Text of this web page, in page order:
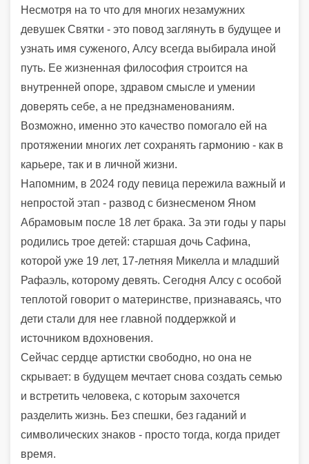
Несмотря на то что для многих незамужних
девушек Святки - это повод заглянуть в будущее и
узнать имя суженого, Алсу всегда выбирала иной
путь. Ее жизненная философия строится на
внутренней опоре, здравом смысле и умении
доверять себе, а не предзнаменованиям.
Возможно, именно это качество помогало ей на
протяжении многих лет сохранять гармонию - как в
карьере, так и в личной жизни.
Напомним, в 2024 году певица пережила важный и
непростой этап - развод с бизнесменом Яном
Абрамовым после 18 лет брака. За эти годы у пары
родились трое детей: старшая дочь Сафина,
которой уже 19 лет, 17-летняя Микелла и младший
Рафаэль, которому девять. Сегодня Алсу с особой
теплотой говорит о материнстве, признаваясь, что
дети стали для нее главной поддержкой и
источником вдохновения.
Сейчас сердце артистки свободно, но она не
скрывает: в будущем мечтает снова создать семью
и встретить человека, с которым захочется
разделить жизнь. Без спешки, без гаданий и
символических знаков - просто тогда, когда придет
время.